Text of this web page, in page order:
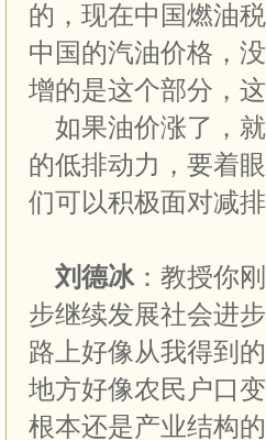
的，现在中国燃油
中国的汽油价格，
增的是这个部分，
如果油价涨了，
的低排动力，要着
们可以积极面对减
刘德冰：教授你
步继续发展社会进
路上好像从我得到
地方好像农民户口
根本还是产业结构